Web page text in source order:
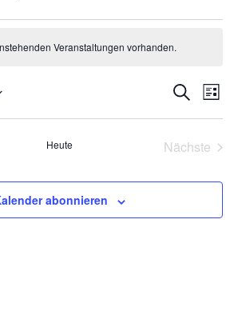
Veranstaltungen vorhanden.
Suche
Ansichten,
Navigation
Suche Liste
Heute
Nächste
abonnieren